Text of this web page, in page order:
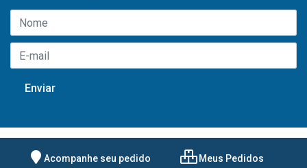
Acompanhe seu pedido Meus Pedidos